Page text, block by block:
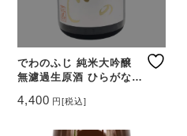
でわのふじ 純米大吟醸
無濾過生原酒 ひらがなラ
4,400 円[税込]